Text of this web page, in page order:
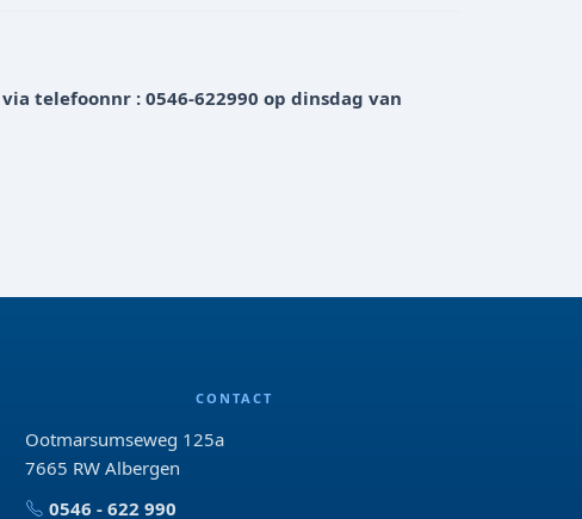
telefoonnr : 0546-622990 op dinsdag van
CONTACT
Ootmarsumseweg 125a
7665 RW Albergen
0546 - 622 990